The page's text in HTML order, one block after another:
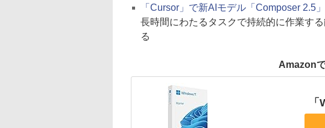
「Cursor」で新AIモデル「Composer 2.5
長時間にわたるタスクで持続的に作業す
る
Amazon